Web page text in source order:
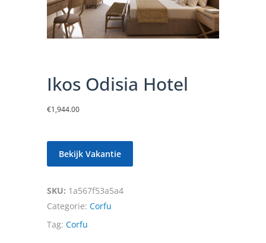
Ikos Odisia Hotel
€1,944.00
Bekijk Vakantie
SKU: 1a567f53a5a4
Categorie: Corfu
Tag: Corfu